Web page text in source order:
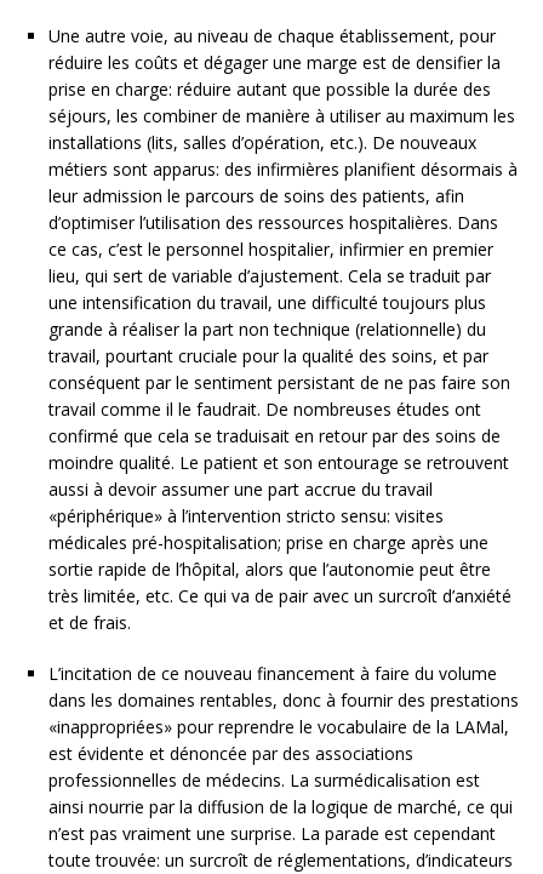
Une autre voie, au niveau de chaque établissement, pour
réduire les coûts et dégager une marge est de densifier la
prise en charge: réduire autant que possible la durée des
séjours, les combiner de manière à utiliser au maximum les
installations (lits, salles d’opération, etc.). De nouveaux
métiers sont apparus: des infirmières planifient désormais à
leur admission le parcours de soins des patients, afin
d’optimiser l’utilisation des ressources hospitalières. Dans
ce cas, c’est le personnel hospitalier, infirmier en premier
lieu, qui sert de variable d’ajustement. Cela se traduit par
une intensification du travail, une difficulté toujours plus
grande à réaliser la part non technique (relationnelle) du
travail, pourtant cruciale pour la qualité des soins, et par
conséquent par le sentiment persistant de ne pas faire son
travail comme il le faudrait. De nombreuses études ont
confirmé que cela se traduisait en retour par des soins de
moindre qualité. Le patient et son entourage se retrouvent
aussi à devoir assumer une part accrue du travail
«périphérique» à l’intervention stricto sensu: visites
médicales pré-hospitalisation; prise en charge après une
sortie rapide de l’hôpital, alors que l’autonomie peut être
très limitée, etc. Ce qui va de pair avec un surcroît d’anxiété
et de frais.
L’incitation de ce nouveau financement à faire du volume
dans les domaines rentables, donc à fournir des prestations
«inappropriées» pour reprendre le vocabulaire de la LAMal,
est évidente et dénoncée par des associations
professionnelles de médecins. La surmédicalisation est
ainsi nourrie par la diffusion de la logique de marché, ce qui
n’est pas vraiment une surprise. La parade est cependant
toute trouvée: un surcroît de réglementations, d’indicateurs